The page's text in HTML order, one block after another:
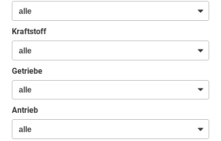
Kraftstoff
Getriebe
Antrieb